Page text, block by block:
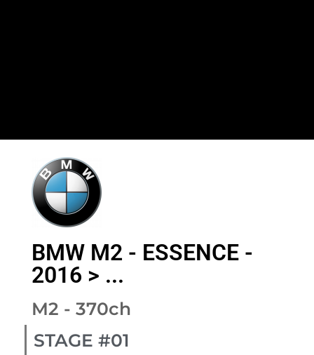
BMW M2 - ESSENCE -
2016 > ...
M2 - 370ch
STAGE #01